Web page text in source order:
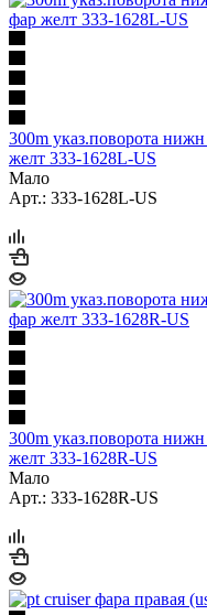
300m указ.поворота
желт 333-1628L-US
Мало
Арт.: 333-1628L-US
300m указ.поворота
желт 333-1628R-US
Мало
Арт.: 333-1628R-US